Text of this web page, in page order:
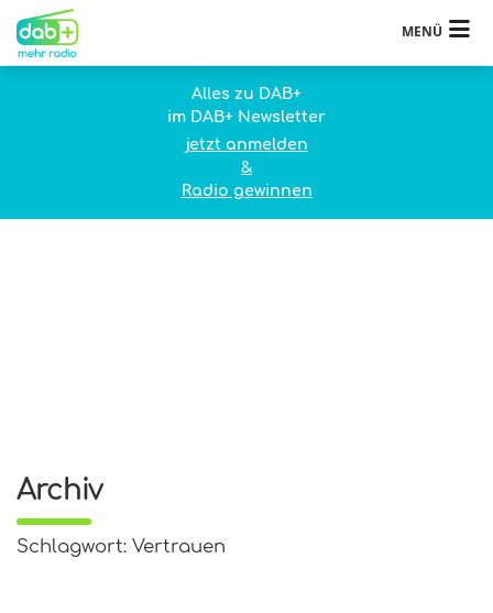
MENÜ
Alles zu DAB+
im DAB+ Newsletter
jetzt anmelden
&
Radio gewinnen
Archiv
Schlagwort: Vertrauen